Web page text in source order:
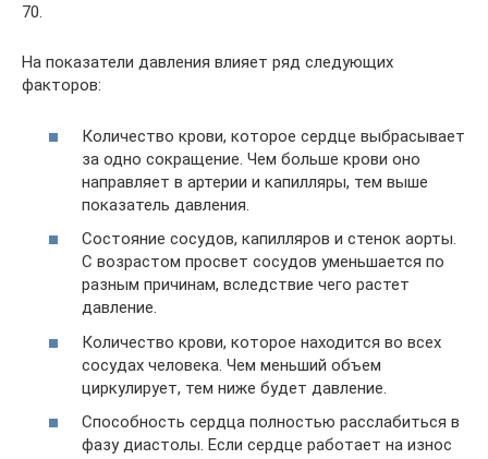
70.
На показатели давления влияет ряд следующих
факторов:
Количество крови, которое сердце выбрасывает
за одно сокращение. Чем больше крови оно
направляет в артерии и капилляры, тем выше
показатель давления.
Состояние сосудов, капилляров и стенок аорты.
С возрастом просвет сосудов уменьшается по
разным причинам, вследствие чего растет
давление.
Количество крови, которое находится во всех
сосудах человека. Чем меньший объем
циркулирует, тем ниже будет давление.
Способность сердца полностью расслабиться в
фазу диастолы. Если сердце работает на износ